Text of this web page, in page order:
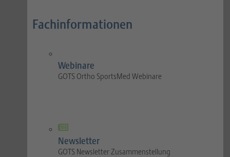
Fachinformationen
Webinare
GOTS Ortho SportsMed Webinare
Newsletter
GOTS Newsletter Zusammenstellung